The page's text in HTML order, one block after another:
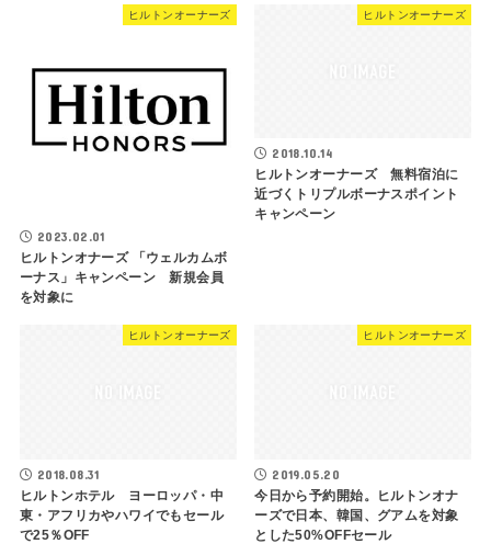
ヒルトンオーナーズ
2023.02.01
ヒルトンオナーズ 「ウェルカムボ
ーナス」キャンペーン 新規会員
を対象に
ヒルトンオーナーズ
2018.10.14
ヒルトンオーナーズ 無料宿泊に
近づくトリプルボーナスポイント
キャンペーン
ヒルトンオーナーズ
2018.08.31
ヒルトンホテル ヨーロッパ・中
東・アフリカやハワイでもセール
で25％OFF
ヒルトンオーナーズ
2019.05.20
今日から予約開始。ヒルトンオナ
ーズで日本、韓国、グアムを対象
とした50%OFFセール